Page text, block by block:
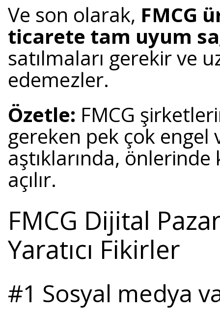
Ve son olarak, FMCG
ticarete tam uyum
satılmaları gerekir ve
edemezler.
Özetle: FMCG
gereken pek çok engel
aştıklarında,
açılır.
FMCG Dijital
Yaratıcı Fikirler
#1 Sosyal medya